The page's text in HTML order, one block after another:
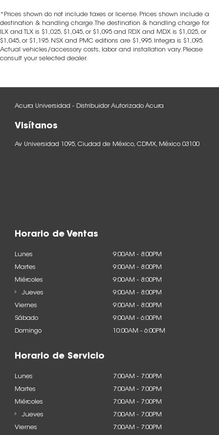
*Prices shown do not include taxes or license. Prices shown include a
destination & handling charge. The destination & handling charge for
ILX and TLX is $1,025, $1,045, or $1,095 and RDX and MDX is $1,025, or
$1,045, or $1,195. NSX and PMC editions are $1,995. Integra is $1,095.
Actual vehicles/accessory costs, labor and installation vary. Please
consult your selected dealer.
Acura Universidad - Distribuidor Autorizado Acura
Visítanos
Av Universidad 1095, Ciudad de México, CDMX, México 03100
Horario de Ventas
Lunes
9:00AM - 8:00PM
Martes
9:00AM - 8:00PM
Miércoles
9:00AM - 8:00PM
Jueves
9:00AM - 8:00PM
Viernes
9:00AM - 8:00PM
Sábado
9:00AM - 6:00PM
Domingo
10:00AM - 6:00PM
Horario de Servicio
Lunes
7:00AM - 7:00PM
Martes
7:00AM - 7:00PM
Miércoles
7:00AM - 7:00PM
Jueves
7:00AM - 7:00PM
Viernes
7:00AM - 7:00PM